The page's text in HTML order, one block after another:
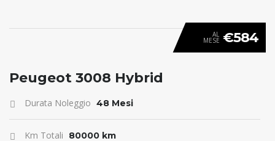
ANTICIPO 0
AL
MESE €584
Peugeot 3008 Hybrid
Durata Noleggio 48 Mesi
Km Totali 80000 km